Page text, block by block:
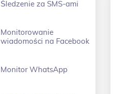
Śledzenie za SMS-ami
Monitorowanie
wiadomości na Facebook
Monitor WhatsApp